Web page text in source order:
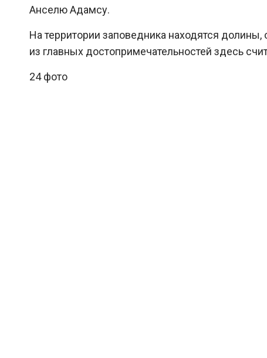
Анселю Адамсу.
На территории заповедника находятся
из главных достопримечательностей здесь
24 фото